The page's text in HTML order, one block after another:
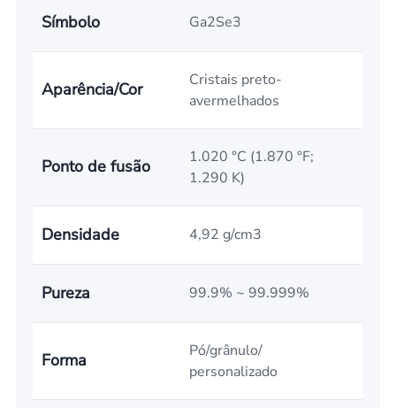
Símbolo Ga2Se3
Aparência/Cor
Cristais preto-
avermelhados
Ponto de fusão
1.020 °C (1.870 °F;
1.290 K)
Densidade 4,92 g/cm3
Pureza 99.9% ~ 99.999%
Forma
Pó/grânulo/
personalizado